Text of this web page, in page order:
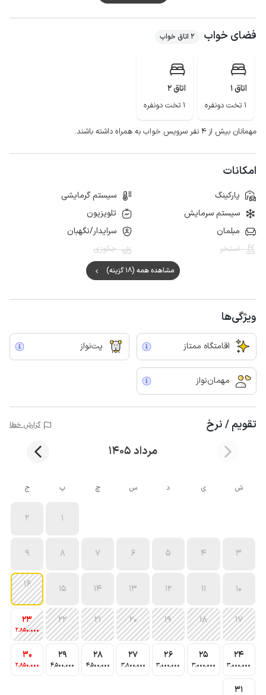
کاخ ملکه مادر، تله کابین و پارک جنگلی نمک آبرود و دریاچه ولشت از جاذبه های
گردشگری اطراف این اقامتگاه است.
فضای خواب 2 اتاق خواب
اتاق 1
1 تخت دونفره
اتاق 2
1 تخت دونفره
مهمانان بیش از ۴ نفر سرویس خواب به همراه داشته باشند.
امکانات
پارکینگ
سیستم گرمایشی
سیستم سرمایش
تلویزیون
مبلمان
سرایدار/نگهبان
استخر
جکوزی
مشاهده همه (18 گزینه)
ویژگی‌ها
اقامتگاه ممتاز پت‌نواز
مهمان‌نواز
تقویم / نرخ گزارش خطا
مرداد 1405
ش ی د س چ پ ج
1
2
3
4
5
6
7
8
9
10
11
12
13
14
15
16
17
18
19
20
21
22
23
2٬850٬000
24
3٬000٬000
25
3٬000٬000
26
3٬000٬000
27
3٬800٬000
28
4٬500٬000
29
4٬500٬000
30
2٬850٬000
31